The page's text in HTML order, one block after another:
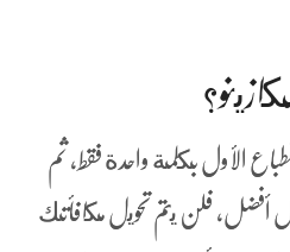
الأول بكلمة واحدة فقط, ثم
أفضل، فلن يتم تحويل مكافأتك